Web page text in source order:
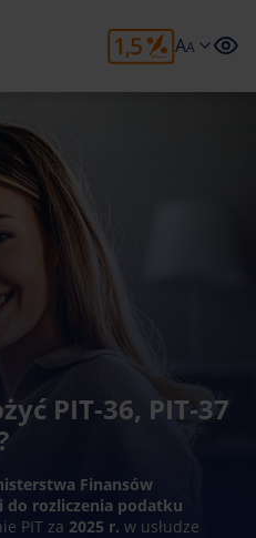
AA
PIT-36, PIT-37
Finansów
do rozliczenia podatku
PIT za 2025 r. w usłudze